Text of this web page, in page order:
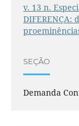
v. 13 n.
DIFERENÇA:
SEÇÃO
Demanda